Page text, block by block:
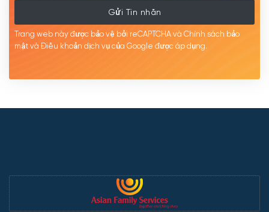
Gửi Tin nhắn
Trang web này được bảo vệ bởi reCAPTCHA và Chính sách bảo
mật và Điều khoản dịch vụ của Google được áp dụng.